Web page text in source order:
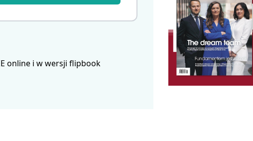
online i w wersji flipbook